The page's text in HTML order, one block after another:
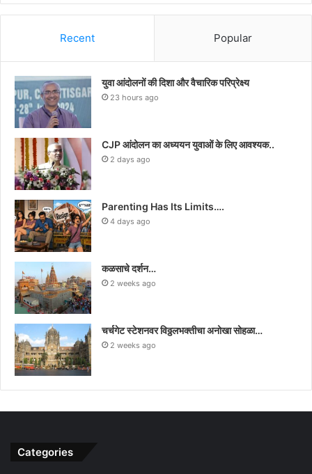
Recent Popular
युवा आंदोलनों की दिशा और वैचारिक परिप्रेक्ष्य
23 hours ago
CJP आंदोलन का अध्ययन युवाओं के लिए आवश्यक..
2 days ago
Parenting Has Its Limits….
4 days ago
कळसाचे दर्शन…
2 weeks ago
चर्चगेट स्टेशनवर विठ्ठलभक्तीचा अनोखा सोहळा…
2 weeks ago
Categories